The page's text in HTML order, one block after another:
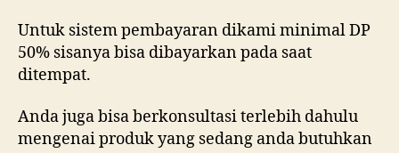
Untuk sistem pembayaran dikami minimal DP
50% sisanya bisa dibayarkan pada saat
ditempat.
Anda juga bisa berkonsultasi terlebih dahulu
mengenai produk yang sedang anda butuhkan